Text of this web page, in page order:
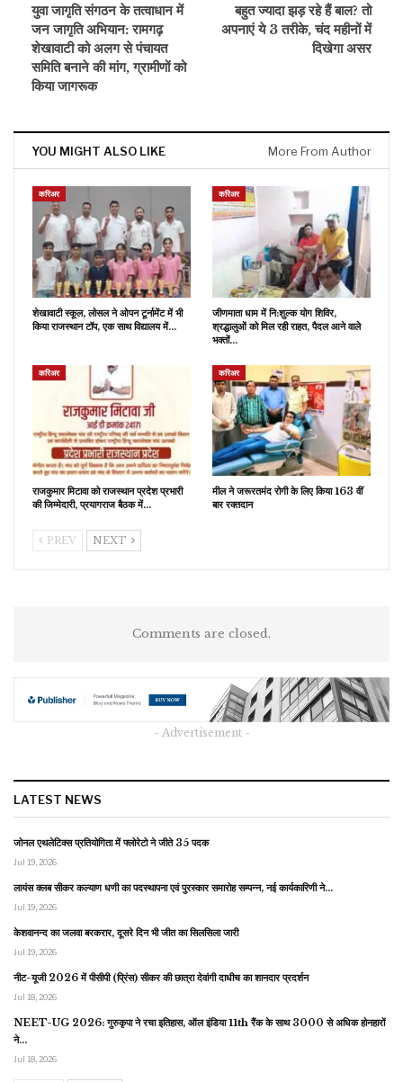
युवा जागृति संगठन के तत्वाधान में
जन जागृति अभियान: रामगढ़
शेखावाटी को अलग से पंचायत
समिति बनाने की मांग, ग्रामीणों को
किया जागरूक
बहुत ज्यादा झड़ रहे हैं बाल? तो
अपनाएं ये 3 तरीके, चंद महीनों में
दिखेगा असर
YOU MIGHT ALSO LIKE More From Author
करिअर
शेखावाटी स्कूल, लोसल ने ओपन टूर्नामेंट में भी
किया राजस्थान टॉप, एक साथ विद्यालय में…
करिअर
जीणमाता धाम में नि:शुल्क योग शिविर,
श्रद्धालुओं को मिल रही राहत, पैदल आने वाले
भक्तों…
करिअर
राजकुमार मिटावा को राजस्थान प्रदेश प्रभारी
की जिम्मेदारी, प्रयागराज बैठक में…
करिअर
मील ने जरूरतमंद रोगी के लिए किया 163 वीं
बार रक्तदान
PREV NEXT
Comments are closed.
- Advertisement -
LATEST NEWS
जोनल एथलेटिक्स प्रतियोगिता में फ्लोरेटो ने जीते 35 पदक
Jul 19, 2026
लायंस क्लब सीकर कल्याण धणी का पदस्थापना एवं पुरस्कार समारोह सम्पन्न, नई कार्यकारिणी ने…
Jul 19, 2026
केशवानन्द का जलवा बरकरार, दूसरे दिन भी जीत का सिलसिला जारी
Jul 19, 2026
नीट-यूजी 2026 में पीसीपी (प्रिंस) सीकर की छात्रा देवांगी दाधीच का शानदार प्रदर्शन
Jul 18, 2026
NEET-UG 2026: गुरुकृपा ने रचा इतिहास, ऑल इंडिया 11th रैंक के साथ 3000 से अधिक होनहारों
ने…
Jul 18, 2026